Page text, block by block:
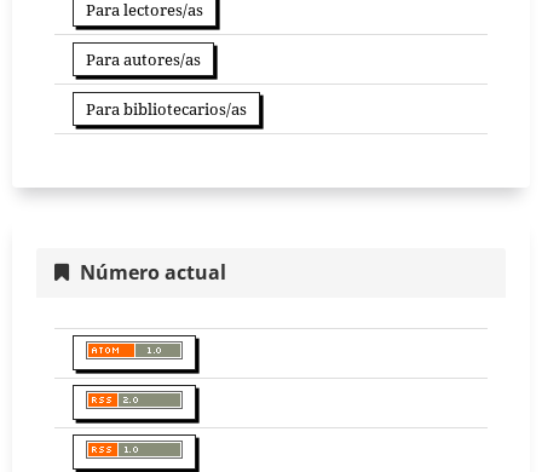
Para lectores/as
Para autores/as
Para bibliotecarios/as
Número actual